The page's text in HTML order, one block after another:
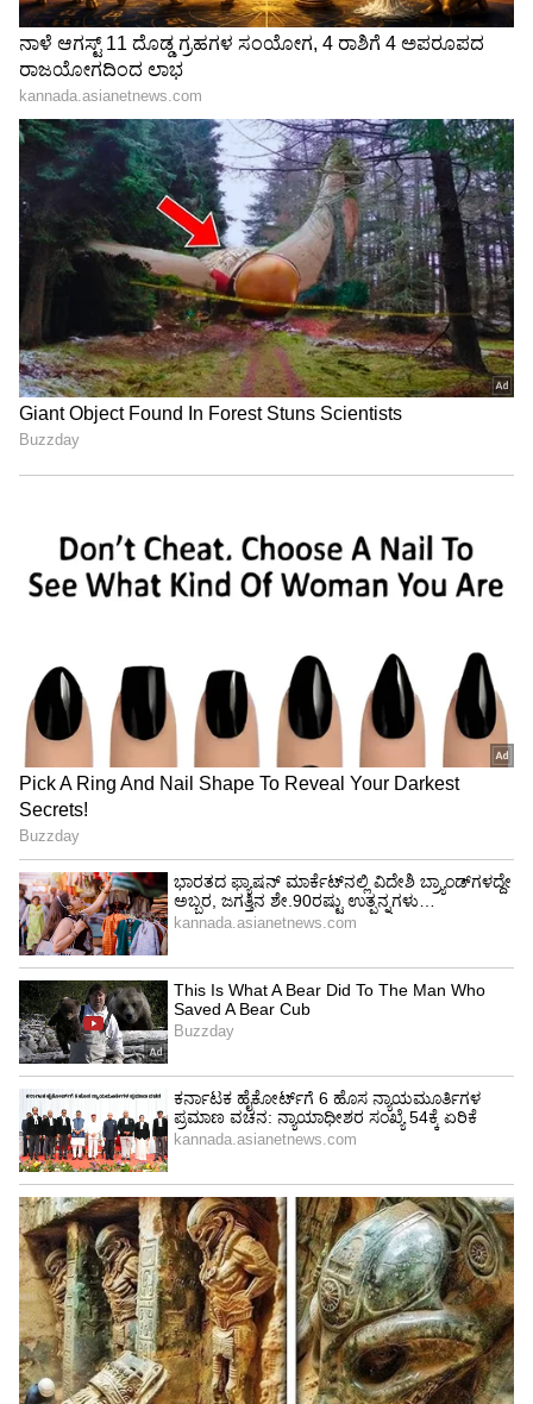
ಪುರಾತನ ಗ್ರಂಥಗಳಲ್ಲಿ ಸಾರಿ ಹೇಳಲಾಗಿದೆ.
ಯೋಗದ ಪ್ರಯೋಜನಗಳು:
ಆರೋಗ್ಯ ಎನ್ನುವುದು ಕೇವಲ ರೋಗದ ಅನುಪಸ್ಥಿತಿಯಲ್ಲ.
ಅದು ಜೀವನದ ಕ್ರೀಯಾತ್ಮಕ ಅಭಿವ್ಯಕ್ತಿಯಾಗಿರುತ್ತದೆ. ಮತ್ತು
ಯೋಗದಿಂದ ವ್ಯಕ್ತಿಯ ದೈಹಿಕ ಮಾನಸಿಕ ಮತ್ತು ಆಧ್ಯಾತ್ಮಿಕ
ಆರೋಗ್ಯ ವೃದ್ಧಿಯಾಗಿ, ಜೀವನೋತ್ಸಾಹ ಇಮ್ಮಡಿಯಾಗಿ
ಬದುಕು ಹಸನಾಗುತ್ತದೆ.
ದಿನನಿತ್ಯ ಯೋಗ ಮಾಡುವುದರಿಂದ ಮಾನಸಿಕ ಒತ್ತಡ
ಕಡಿಮೆಯಾಗುತ್ತದೆ. ಮತ್ತು ಕೆಲಸದಲ್ಲಿ ಆಸಕ್ತಿ ಹೆಚ್ಚಿಸುತ್ತದೆ.
ದಿನನಿತ್ಯ ಯೋಗ ಮಾಡುವುದರಿಂದ ದೇಹದ ತೂಕ
ನಿಯಂತ್ರಣಗೊಂಡು ಹಲವಾರು ಜೀವನಶೈಲಿಯ ರೋಗಗಳಾದ
ಮಧುಮೇಹ, ಅಧಿಕ ರಕ್ತದೊತ್ತಡ, ಮಾನಸಿಕ ಖಿನ್ನತೆ,
ಹೃದಯಾಘಾತ ಬರುವ ಸಾಧ್ಯತೆ ಕಡಿಮೆಯಾಗುತ್ತದೆ.
ಆಗ್ರಹ
LATEST VIDEOS
"ರಾಜಕೀಯ ಬೇಡ, ಸಿನಿಮಾನೇ ಪ್ರಾಣ":
ಕನಕೋತ್ಸವದಲ್ಲಿ ರಿಷಬ್ ಶೆಟ್ಟಿ | Rishab
Shetty speech | Suvarna News
ಶೇ.50 ರಿಂದ ಶೇ.18 ಕ್ಕೆ TAX ಇಳಿಕೆ: ಮೋದಿ-
ಟ್ರಂಪ್ ಐತಿಹಾಸಿಕ ಒಪ್ಪಂದ | India US
Trade Deal | Party Rounds